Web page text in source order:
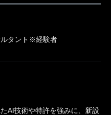
ルタント※経験者
AI技術や特許を強みに、新設